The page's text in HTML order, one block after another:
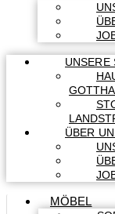
UNSERE
ÜBER
MÖBEL